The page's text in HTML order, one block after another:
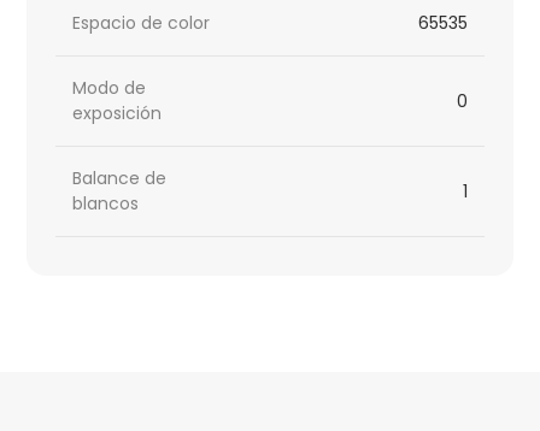
Espacio de color 65535
Modo de
exposición
0
Balance de
blancos
1